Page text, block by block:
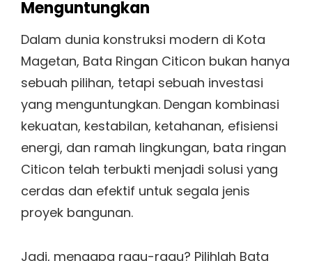
Menguntungkan
Dalam dunia konstruksi modern di Kota
Magetan, Bata Ringan Citicon bukan hanya
sebuah pilihan, tetapi sebuah investasi
yang menguntungkan. Dengan kombinasi
kekuatan, kestabilan, ketahanan, efisiensi
energi, dan ramah lingkungan, bata ringan
Citicon telah terbukti menjadi solusi yang
cerdas dan efektif untuk segala jenis
proyek bangunan.
Jadi, mengapa ragu-ragu? Pilihlah Bata